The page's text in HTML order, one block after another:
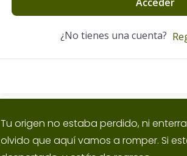
¿No tienes una cuenta?
Tu origen no estaba perdido, ni
olvido que aquí vamos a romper. Si